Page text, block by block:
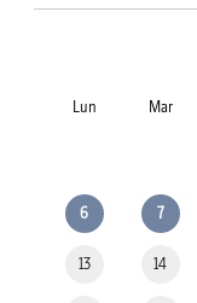
Lun Mar
6 7
13 14